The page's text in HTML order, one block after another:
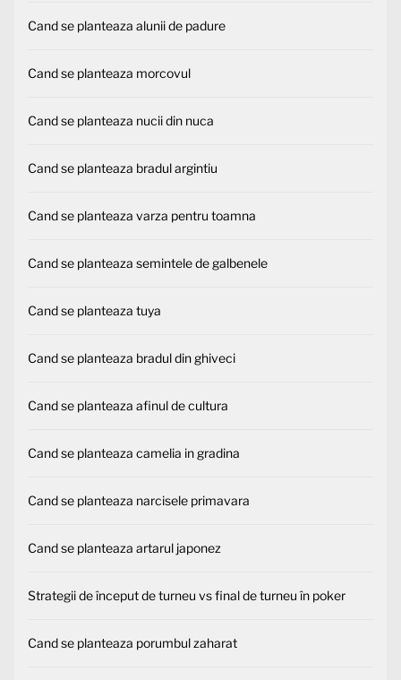
Cand se planteaza alunii de padure
Cand se planteaza morcovul
Cand se planteaza nucii din nuca
Cand se planteaza bradul argintiu
Cand se planteaza varza pentru toamna
Cand se planteaza semintele de galbenele
Cand se planteaza tuya
Cand se planteaza bradul din ghiveci
Cand se planteaza afinul de cultura
Cand se planteaza camelia in gradina
Cand se planteaza narcisele primavara
Cand se planteaza artarul japonez
Strategii de început de turneu vs final de turneu în poker
Cand se planteaza porumbul zaharat